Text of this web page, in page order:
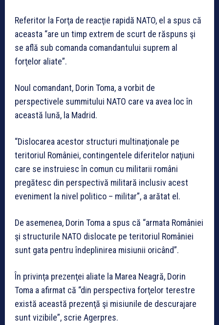
Referitor la Forţa de reacţie rapidă NATO, el a spus că
aceasta “are un timp extrem de scurt de răspuns şi
se află sub comanda comandantului suprem al
forţelor aliate”.
Noul comandant, Dorin Toma, a vorbit de
perspectivele summitului NATO care va avea loc în
această lună, la Madrid.
“Dislocarea acestor structuri multinaţionale pe
teritoriul României, contingentele diferitelor naţiuni
care se instruiesc în comun cu militarii români
pregătesc din perspectivă militară inclusiv acest
eveniment la nivel politico – militar”, a arătat el.
De asemenea, Dorin Toma a spus că “armata României
şi structurile NATO dislocate pe teritoriul României
sunt gata pentru îndeplinirea misiunii oricând”.
În privinţa prezenţei aliate la Marea Neagră, Dorin
Toma a afirmat că “din perspectiva forţelor terestre
există această prezenţă şi misiunile de descurajare
sunt vizibile”, scrie Agerpres.